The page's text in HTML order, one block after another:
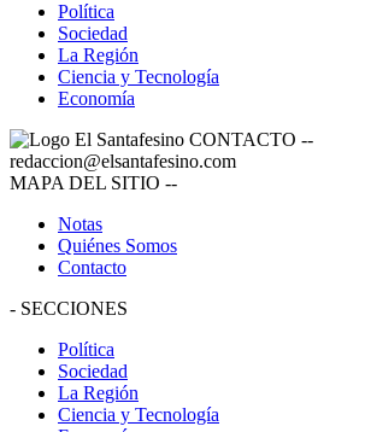
Política
Sociedad
La Región
Ciencia y Tecnología
Economía
CONTACTO --
redaccion@elsantafesino.com
MAPA DEL SITIO --
Notas
Quiénes Somos
Contacto
- SECCIONES
Política
Sociedad
La Región
Ciencia y Tecnología